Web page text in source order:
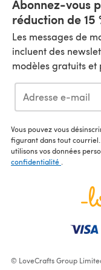
Abonnez-vous
réduction de 15
Les messages de
incluent des
modèles gratuits et
Vous pouvez vous
figurant dans tout
utilisons vos données
confidentialité
© LoveCrafts Group